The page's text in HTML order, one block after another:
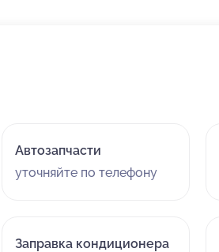
Автозапчасти
уточняйте по телефону
Заправка кондиционера